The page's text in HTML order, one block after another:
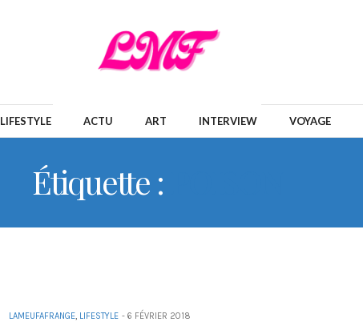
LIFESTYLE ACTU ART INTERVIEW VOYAGE
Étiquette :
LAMEUFAFRANGE, LIFESTYLE - 6 FÉVRIER 2018